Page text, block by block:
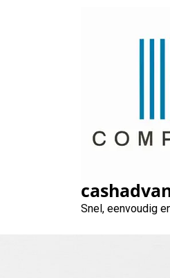
Snel, eenvoudig